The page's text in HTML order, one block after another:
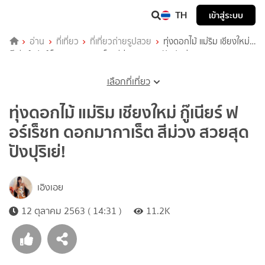
TH เข้าสู่ระบบ
อ่าน ที่เที่ยว ที่เที่ยวถ่ายรูปสวย
ทุ่งดอกไม้ แม่ริม เชียงใหม่
กู๊เนียร์ ฟอร์เร็ชท ดอกมากาเร็ต สีม่วง สวยสุดปังปุริเย่!
เลือกที่เที่ยว
ทุ่งดอกไม้ แม่ริม เชียงใหม่ กู๊เนียร์ ฟ
อร์เร็ชท ดอกมากาเร็ต สีม่วง สวยสุด
ปังปุริเย่!
เอิงเอย
12 ตุลาคม 2563 ( 14:31 )
11.2K